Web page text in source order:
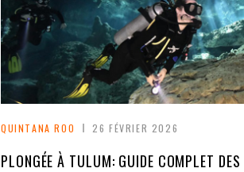
QUINTANA ROO 26 FÉVRIER 2026
PLONGÉE À TULUM: GUIDE COMPLET DES